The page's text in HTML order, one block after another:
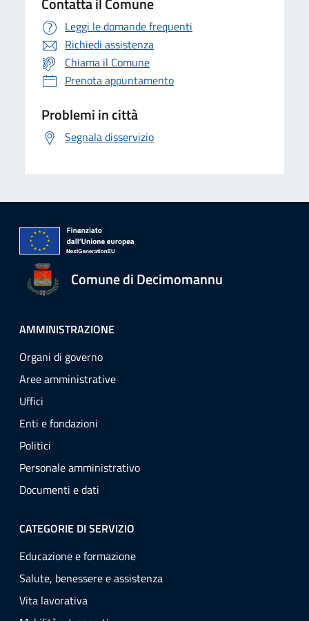
Leggi le domande frequenti
Richiedi assistenza
Chiama il Comune
Prenota appuntamento
Problemi in città
Segnala disservizio
Comune di Decimomannu
AMMINISTRAZIONE
Organi di governo
Aree amministrative
Uffici
Enti e fondazioni
Politici
Personale amministrativo
Documenti e dati
CATEGORIE DI SERVIZIO
Educazione e formazione
Salute, benessere e assistenza
Vita lavorativa